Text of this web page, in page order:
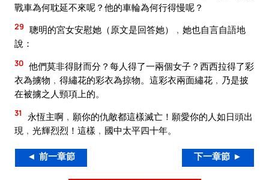
戰車為何耽延不來呢？他的車輪為何行得慢呢？
29 聰明的宮女安慰她（原文是回答她）﹐她也自言自語地
說：
30 他們莫非得財而分？每人得了一兩個女子？西西拉得了彩
衣為擄物﹐得繡花的彩衣為掠物。這彩衣兩面繡花﹐乃是披
在被擄之人頸項上的。
31
永恆主啊﹐願你的仇敵都這樣滅亡！願愛你的人如日頭出
現﹐光輝烈烈！這樣﹐國中太平四十年。
◄ 前一章節 下一章節 ►